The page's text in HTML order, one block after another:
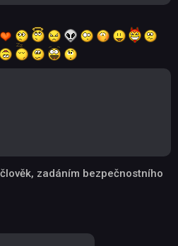
zadáním bezpečnostního